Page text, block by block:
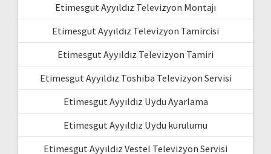
Etimesgut Ayyıldız Televizyon Montajı
Etimesgut Ayyıldız Televizyon Tamircisi
Etimesgut Ayyıldız Televizyon Tamiri
Etimesgut Ayyıldız Toshiba Televizyon Servisi
Etimesgut Ayyıldız Uydu Ayarlama
Etimesgut Ayyıldız Uydu kurulumu
Etimesgut Ayyıldız Vestel Televizyon Servisi